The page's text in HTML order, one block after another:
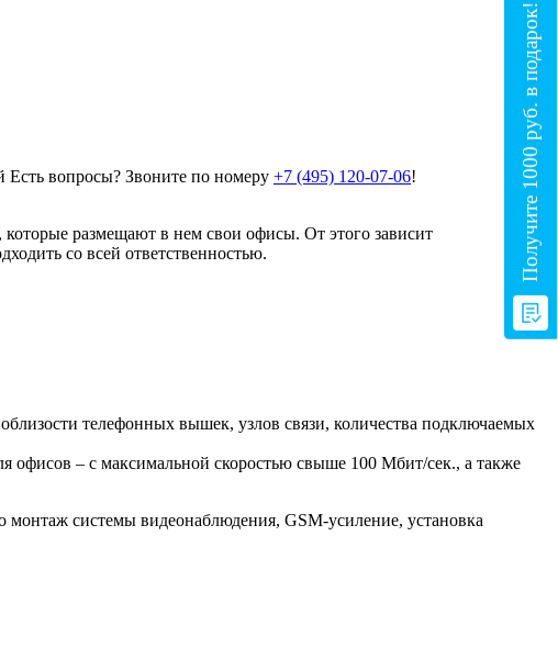
Есть вопросы? Звоните по номеру +7 (495) 120-07-06!
размещают в нем свои офисы. От этого зависит
со всей ответственностью.
телефонных вышек, узлов связи, количества подключаемых
офисов – с максимальной скоростью свыше 100 Мбит/сек., а также
системы видеонаблюдения, GSM-усиление, установка
Получите 1000 руб. в подарок!